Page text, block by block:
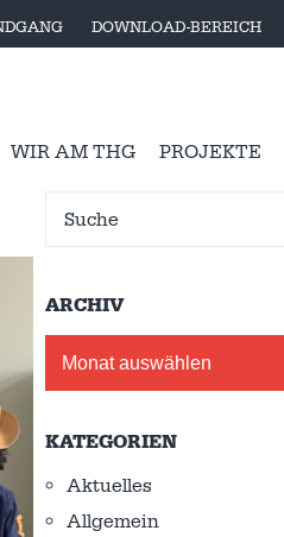
DOWNLOAD-BEREICH
WIR AM THG PROJEKTE
ARCHIV
KATEGORIEN
Aktuelles
Allgemein